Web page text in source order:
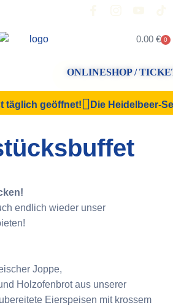
0.00 € 0
ONLINESHOP /
täglich geöffnet! Die Heidelbeer-
endlich wieder unser
Joppe,
Holzofenbrot aus unserer
Eierspeisen mit krossem